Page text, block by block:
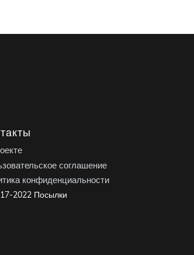
соглашение
конфиденциальности
2022 Посылки